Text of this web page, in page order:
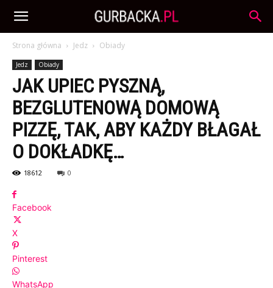
Strona główna Jedz Obiady
Jedz Obiady
JAK UPIEC PYSZNĄ,
BEZGLUTENOWĄ DOMOWĄ
PIZZĘ, TAK, ABY KAŻDY BŁAGAŁ
O DOKŁADKĘ…
18612 0
Facebook
X
Pinterest
WhatsApp